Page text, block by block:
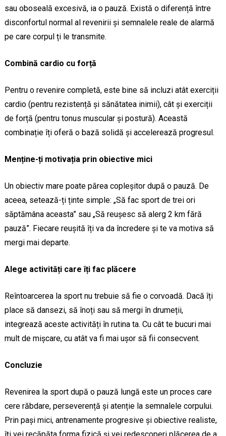
sau oboseală excesivă, ia o pauză. Există o diferență între
disconfortul normal al revenirii și semnalele reale de alarmă
pe care corpul ți le transmite.
Combină cardio cu forță
Pentru o revenire completă, este bine să incluzi atât exerciții
cardio (pentru rezistență și sănătatea inimii), cât și exerciții
de forță (pentru tonus muscular și postură). Această
combinație îți oferă o bază solidă și accelerează progresul.
Menține-ți motivația prin obiective mici
Un obiectiv mare poate părea copleșitor după o pauză. De
aceea, setează-ți ținte simple: „Să fac sport de trei ori
săptămâna aceasta” sau „Să reușesc să alerg 2 km fără
pauză”. Fiecare reușită îți va da încredere și te va motiva să
mergi mai departe.
Alege activități care îți fac plăcere
Reîntoarcerea la sport nu trebuie să fie o corvoadă. Dacă îți
place să dansezi, să înoți sau să mergi în drumeții,
integrează aceste activități în rutina ta. Cu cât te bucuri mai
mult de mișcare, cu atât va fi mai ușor să fii consecvent.
Concluzie
Revenirea la sport după o pauză lungă este un proces care
cere răbdare, perseverență și atenție la semnalele corpului.
Prin pași mici, antrenamente progresive și obiective realiste,